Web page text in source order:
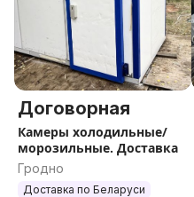
Договорная
Камеры холодильные/
морозильные. Доставка
Гродно
Доставка по Беларуси